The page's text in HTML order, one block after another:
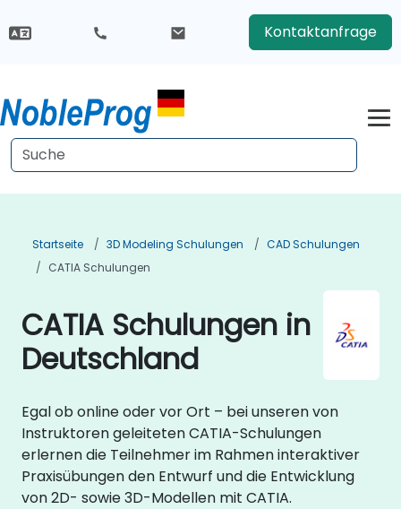
Kontaktanfrage
Startseite 3D Modeling Schulungen
CAD Schulungen
CATIA Schulungen
CATIA Schulungen in
Deutschland
Egal ob online oder vor Ort – bei unseren von
Instruktoren geleiteten CATIA-Schulungen
erlernen die Teilnehmer im Rahmen interaktiver
Praxisübungen den Entwurf und die Entwicklung
von 2D- sowie 3D-Modellen mit CATIA.